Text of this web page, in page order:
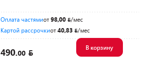
Оплата частямиот98,00
/мес
Картой рассрочкиот40,83 /мес
490.00
В корзину